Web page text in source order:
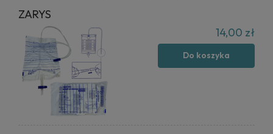
ZARYS
14,00 zł
Do koszyka